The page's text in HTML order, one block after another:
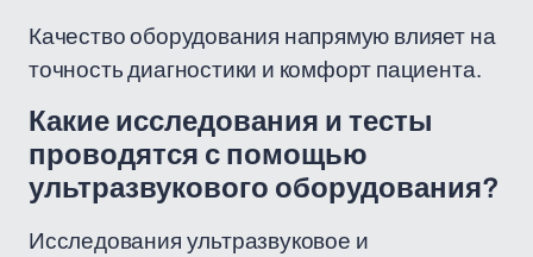
Качество оборудования напрямую влияет на
точность диагностики и комфорт пациента.
Какие исследования и тесты
проводятся с помощью
ультразвукового оборудования?
Исследования ультразвуковое и